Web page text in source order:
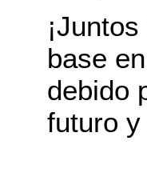
base
debido
futuro y